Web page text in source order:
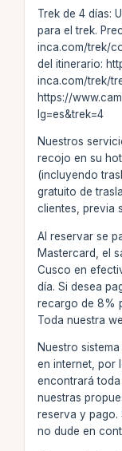
Trek de 4 días:
para el trek.
inca.com/trek/
del itinerario:
inca.com/trek/
https://
lg=es&trek=4
Nuestros
recojo en su
(incluyendo
gratuito de
clientes, previa
Al reservar se
Mastercard, el
Cusco en
día. Si desea
recargo de 8%
Toda nuestra
Nuestro
en internet, por
encontrará
nuestras
reserva y pago.
no dude en